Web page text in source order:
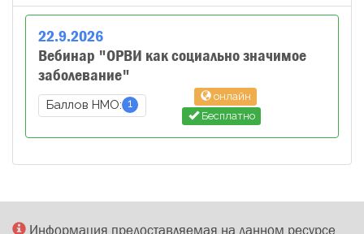
22.9.2026
Вебинар "ОРВИ как социально значимое
заболевание"
Баллов НМО: 1
онлайн
Бесплатно
Информация предоставляемая на данном ресурсе